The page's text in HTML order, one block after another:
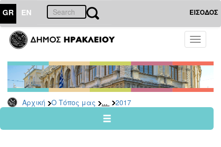
GR EN ΕΙΣΟΔΟΣ
Toggle
Αρχική Ο Τόπος μας ... 2017
ΤΟΠΟΣ
ΜΑΣ
Ανακοινώσεις
Αρχείο
2026
2024